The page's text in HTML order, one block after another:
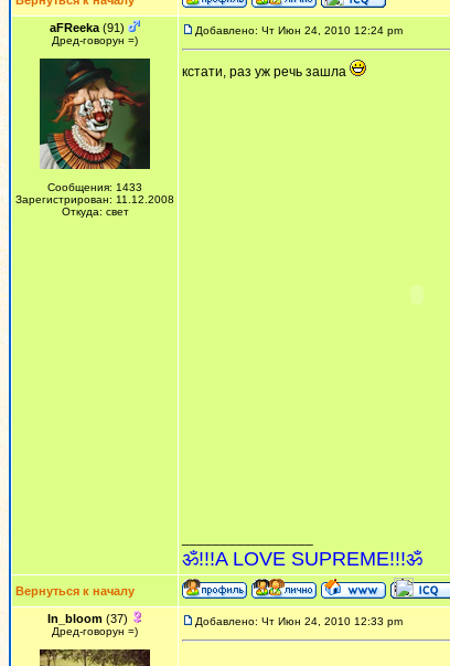
aFReeka (91)
Дред-говорун =)
Сообщения: 1433
Зарегистрирован: 11.12.2008
Откуда: свет
Добавлено: Чт Июн 24, 2010 12:24 pm
кстати, раз уж речь зашла
ॐ!!!A LOVE SUPREME!!!ॐ
Вернуться к началу
In_bloom(37)
Дред-говорун =)
Добавлено: Чт Июн 24, 2010 12:33 pm